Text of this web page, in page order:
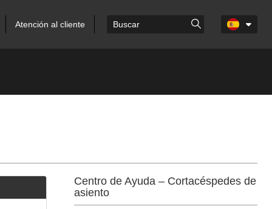
Atención al cliente
Centro de Ayuda – Cortacéspedes de
asiento